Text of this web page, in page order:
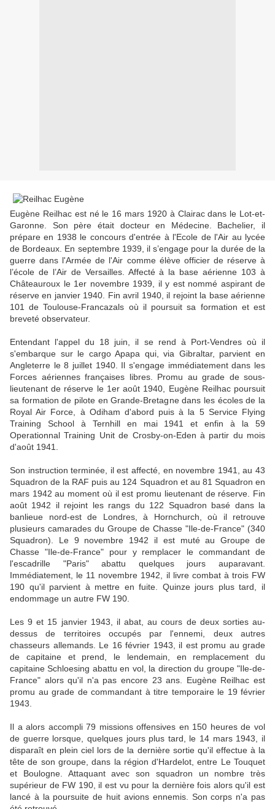
Eugène Reilhac est né le 16 mars 1920 à Clairac dans le Lot-et-
Garonne. Son père était docteur en Médecine. Bachelier, il
prépare en 1938 le concours d'entrée à l'Ecole de l'Air au lycée
de Bordeaux. En septembre 1939, il s’engage pour la durée de la
guerre dans l'Armée de l'Air comme élève officier de réserve à
l’école de l’Air de Versailles. Affecté à la base aérienne 103 à
Châteauroux le 1er novembre 1939, il y est nommé aspirant de
réserve en janvier 1940. Fin avril 1940, il rejoint la base aérienne
101 de Toulouse-Francazals où il poursuit sa formation et est
breveté observateur.
Entendant l'appel du 18 juin, il se rend à Port-Vendres où il
s'embarque sur le cargo Apapa qui, via Gibraltar, parvient en
Angleterre le 8 juillet 1940. Il s'engage immédiatement dans les
Forces aériennes françaises libres. Promu au grade de sous-
lieutenant de réserve le 1er août 1940, Eugène Reilhac poursuit
sa formation de pilote en Grande-Bretagne dans les écoles de la
Royal Air Force, à Odiham d'abord puis à la 5 Service Flying
Training School à Ternhill en mai 1941 et enfin à la 59
Operationnal Training Unit de Crosby-on-Eden à partir du mois
d'août 1941.
Son instruction terminée, il est affecté, en novembre 1941, au 43
Squadron de la RAF puis au 124 Squadron et au 81 Squadron en
mars 1942 au moment où il est promu lieutenant de réserve. Fin
août 1942 il rejoint les rangs du 122 Squadron basé dans la
banlieue nord-est de Londres, à Hornchurch, où il retrouve
plusieurs camarades du Groupe de Chasse "Ile-de-France" (340
Squadron). Le 9 novembre 1942 il est muté au Groupe de
Chasse "Ile-de-France" pour y remplacer le commandant de
l'escadrille "Paris" abattu quelques jours auparavant.
Immédiatement, le 11 novembre 1942, il livre combat à trois FW
190 qu'il parvient à mettre en fuite. Quinze jours plus tard, il
endommage un autre FW 190.
Les 9 et 15 janvier 1943, il abat, au cours de deux sorties au-
dessus de territoires occupés par l'ennemi, deux autres
chasseurs allemands. Le 16 février 1943, il est promu au grade
de capitaine et prend, le lendemain, en remplacement du
capitaine Schloesing abattu en vol, la direction du groupe "Ile-de-
France" alors qu'il n'a pas encore 23 ans. Eugène Reilhac est
promu au grade de commandant à titre temporaire le 19 février
1943.
Il a alors accompli 79 missions offensives en 150 heures de vol
de guerre lorsque, quelques jours plus tard, le 14 mars 1943, il
disparaît en plein ciel lors de la dernière sortie qu'il effectue à la
tête de son groupe, dans la région d'Hardelot, entre Le Touquet
et Boulogne. Attaquant avec son squadron un nombre très
supérieur de FW 190, il est vu pour la dernière fois alors qu'il est
lancé à la poursuite de huit avions ennemis. Son corps n'a pas